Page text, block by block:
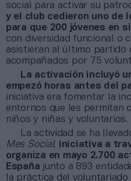
social para activar su
y el club cedieron uno de
para que 200 jóvenes en
con diversidad funcional o
asistieran al último partido
acompañados por 75
La activación incluyó
empezó horas antes del
iniciativa era fomentar la
entornos que les permitan
niños y niñas y voluntarios.
La actividad se ha
Mes Social, iniciativa a
organiza en mayo 2.700
España junto a 893
la práctica del